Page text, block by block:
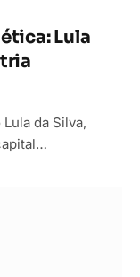
Lula
da Silva,